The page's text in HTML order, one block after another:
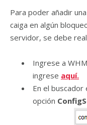
Para poder añadir
caiga en algún
servidor, se debe
Ingrese a
ingrese aquí.
En el buscador
opción